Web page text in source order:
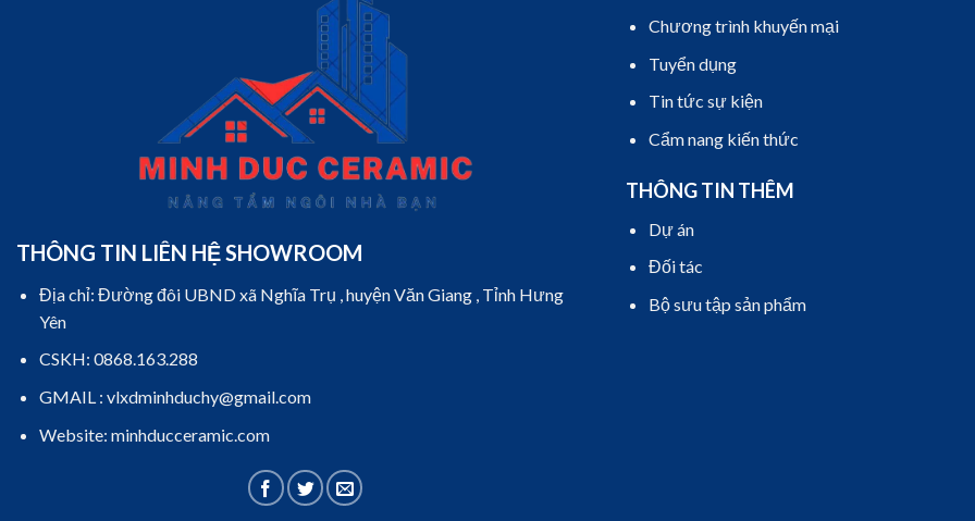
THÔNG TIN LIÊN HỆ SHOWROOM
Địa chỉ: Đường đôi UBND xã Nghĩa Trụ , huyện Văn Giang , Tỉnh Hưng
Yên
CSKH: 0868.163.288
GMAIL : vlxdminhduchy@gmail.com
Website: minhducceramic.com
Chương trình khuyến mại
Tuyển dụng
Tin tức sự kiện
Cẩm nang kiến thức
THÔNG TIN THÊM
Dự án
Đối tác
Bộ sưu tập sản phẩm